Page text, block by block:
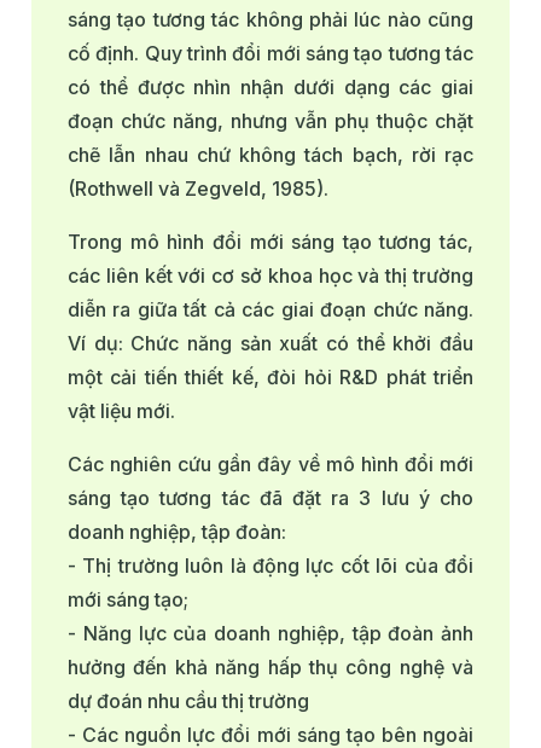
sáng tạo tương tác không phải lúc nào cũng
cố định. Quy trình đổi mới sáng tạo tương tác
có thể được nhìn nhận dưới dạng các giai
đoạn chức năng, nhưng vẫn phụ thuộc chặt
chẽ lẫn nhau chứ không tách bạch, rời rạc
(Rothwell và Zegveld, 1985).
Trong mô hình đổi mới sáng tạo tương tác,
các liên kết với cơ sở khoa học và thị trường
diễn ra giữa tất cả các giai đoạn chức năng.
Ví dụ: Chức năng sản xuất có thể khởi đầu
một cải tiến thiết kế, đòi hỏi R&D phát triển
vật liệu mới.
Các nghiên cứu gần đây về mô hình đổi mới
sáng tạo tương tác đã đặt ra 3 lưu ý cho
doanh nghiệp, tập đoàn:
- Thị trường luôn là động lực cốt lõi của đổi
mới sáng tạo;
- Năng lực của doanh nghiệp, tập đoàn ảnh
hưởng đến khả năng hấp thụ công nghệ và
dự đoán nhu cầu thị trường
- Các nguồn lực đổi mới sáng tạo bên ngoài